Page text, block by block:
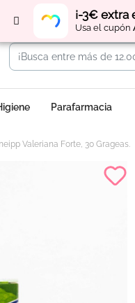
¡-3€ extra
Usa el cupón
Parafarmacia
Valeriana Forte, 30 Grageas.